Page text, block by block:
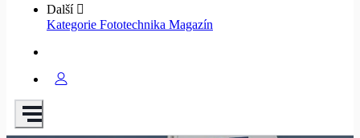
Další
Kategorie Fototechnika Magazín